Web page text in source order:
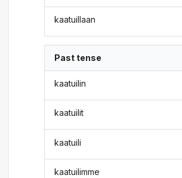
kaatuillaan
Past tense
kaatuilin
kaatuilit
kaatuili
kaatuilimme